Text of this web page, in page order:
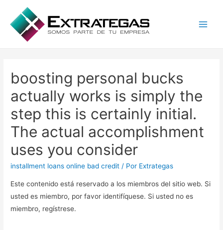
boosting personal bucks
actually works is simply the
step this is certainly initial.
The actual accomplishment
uses you consider
installment loans online bad credit / Por Extrategas
Este contenido está reservado a los miembros del sitio web. Si
usted es miembro, por favor identifíquese. Si usted no es
miembro, regístrese.